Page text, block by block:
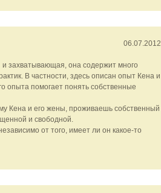
06.07.2012
и захватывающая, она содержит много
В частности, здесь описан опыт Кена и
опыта помогает понять собственные
Кена и его жены, проживаешь собственный
и свободной.
от того, имеет ли он какое-то